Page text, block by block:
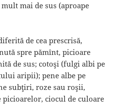
mai de sus (aproape
de cea prescrisă,
spre pămînt, picioare
de sus; cotoşi (fulgi albi pe
aripii); pene albe pe
subţiri, roze sau roşii,
picioarelor, ciocul de culoare